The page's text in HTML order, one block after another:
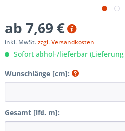
ab 7,69 €
inkl. MwSt.zzgl. Versandkosten
Sofort abhol-/lieferbar
Wunschlänge [cm]:
Gesamt [lfd. m]: